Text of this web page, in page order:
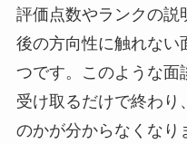
評価点数やランクの説
後の方向性に触れない
つです。このような面
受け取るだけで終わり
のかが分からなくなり